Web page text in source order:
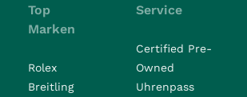
Top
Marken
Rolex
Breitling
Service
Certified Pre-
Owned
Uhrenpass